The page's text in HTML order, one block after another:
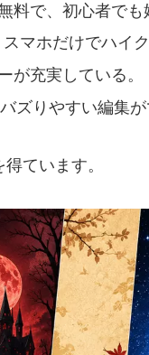
料で、初心者でも
マホだけでハイ
が充実している。
ズりやすい編集が
ています。